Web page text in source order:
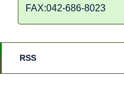
FAX:042-686-8023
RSS